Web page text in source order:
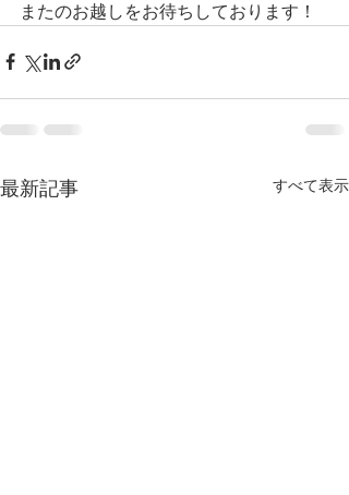
またのお越しをお待ちしております！
最新記事 すべて表示